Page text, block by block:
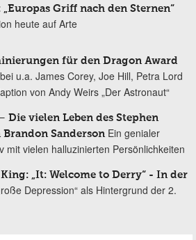
Griff nach den Sternen“
heute auf Arte
für den Dragon Award
u.a. James Corey, Joe Hill, Petra Lord
von Andy Weirs „Der Astronaut“
Die vielen Leben des Stephen
Brandon Sanderson Ein genialer
mit vielen halluzinierten Persönlichkeiten
„It: Welcome to Derry“ - In der
Depression“ als Hintergrund der 2.